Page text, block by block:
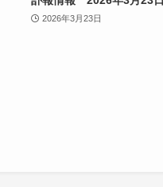
2026年3月23日